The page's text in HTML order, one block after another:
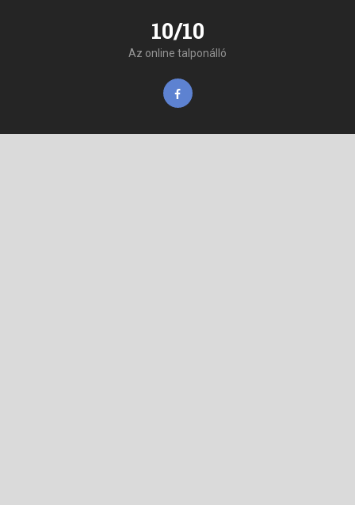
10/10
Az online talponálló